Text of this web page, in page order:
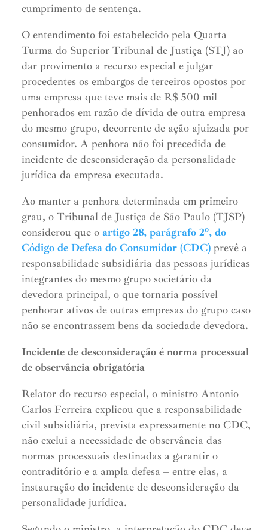
cumprimento de sentença.
O entendimento foi estabelecido pela Quarta
Turma do Superior Tribunal de Justiça (STJ) ao
dar provimento a recurso especial e julgar
procedentes os embargos de terceiros opostos por
uma empresa que teve mais de R$ 500 mil
penhorados em razão de dívida de outra empresa
do mesmo grupo, decorrente de ação ajuizada por
consumidor. A penhora não foi precedida de
incidente de desconsideração da personalidade
jurídica da empresa executada.
Ao manter a penhora determinada em primeiro
grau, o Tribunal de Justiça de São Paulo (TJSP)
considerou que o artigo 28, parágrafo 2º, do
Código de Defesa do Consumidor (CDC)prevê a
responsabilidade subsidiária das pessoas jurídicas
integrantes do mesmo grupo societário da
devedora principal, o que tornaria possível
penhorar ativos de outras empresas do grupo caso
não se encontrassem bens da sociedade devedora.
Incidente de desconsideração é norma processual
de observância obrigatória
Relator do recurso especial, o ministro Antonio
Carlos Ferreira explicou que a responsabilidade
civil subsidiária, prevista expressamente no CDC,
não exclui a necessidade de observância das
normas processuais destinadas a garantir o
contraditório e a ampla defesa – entre elas, a
instauração do incidente de desconsideração da
personalidade jurídica.